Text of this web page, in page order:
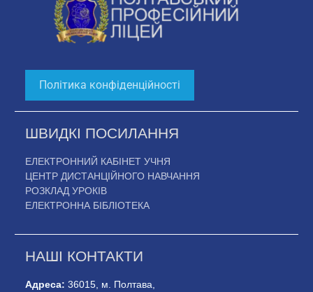
Політика конфіденційності
ШВИДКІ ПОСИЛАННЯ
ЕЛЕКТРОННИЙ КАБІНЕТ УЧНЯ
ЦЕНТР ДИСТАНЦІЙНОГО НАВЧАННЯ
РОЗКЛАД УРОКІВ
ЕЛЕКТРОННА БІБЛІОТЕКА
НАШІ КОНТАКТИ
Адреса: 36015, м. Полтава,